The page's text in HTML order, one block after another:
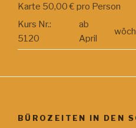
Karte 50,00 € pro Person
Kurs Nr.:
5120
ab
April
BÜROZEITEN IN DEN